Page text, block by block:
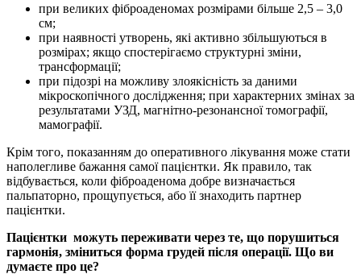
при великих фіброаденомах розмірами більше 2,5 – 3,0
см;
при наявності утворень, які активно збільшуються в
розмірах; якщо спостерігаємо структурні зміни,
трансформації;
при підозрі на можливу злоякісність за даними
мікроскопічного дослідження; при характерних змінах за
результатами УЗД, магнітно-резонансної томографії,
мамографії.
Крім того, показанням до оперативного лікування може стати
наполегливе бажання самої пацієнтки. Як правило, так
відбувається, коли фіброаденома добре визначається
пальпаторно, прощупується, або її знаходить партнер
пацієнтки.
Пацієнтки можуть переживати через те, що порушиться
гармонія, зміниться форма грудей після операції. Що ви
думаєте про це?